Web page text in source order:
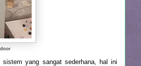
yang sangat sederhana, hal ini